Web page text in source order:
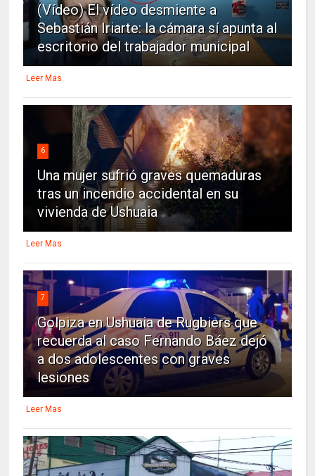
(Vídeo) El vídeo desmiente a
Sebastián Iriarte: la cámara sí apunta al
escritorio del trabajador municipal
Leer Mas
6
Una mujer sufrió graves quemaduras
tras un incendio accidental en su
vivienda de Ushuaia
Leer Mas
7
Golpiza en Ushuaia de Rugbiers que
recuerda al caso Fernando Báez dejó
a dos adolescentes con graves
lesiones
Leer Mas